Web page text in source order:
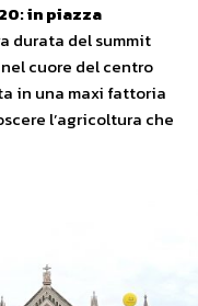
in piazza
durata del summit
cuore del centro
in una maxi fattoria
l’agricoltura che